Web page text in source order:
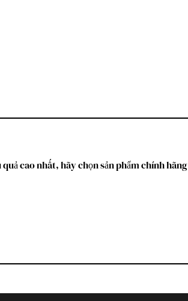
cao nhất, hãy chọn sản phẩm chính hãng